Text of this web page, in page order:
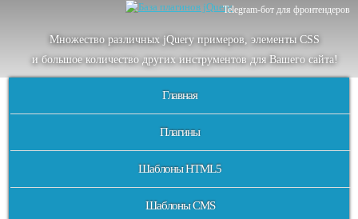
Telegram-бот для фронтендеров
Множество различных jQuery примеров, элементы CSS
и большое количество других инструментов для Вашего сайта!
Главная
Плагины
Шаблоны HTML5
Шаблоны CMS